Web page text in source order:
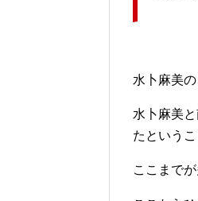
水卜麻美
水卜麻美
たというこ
ここまで